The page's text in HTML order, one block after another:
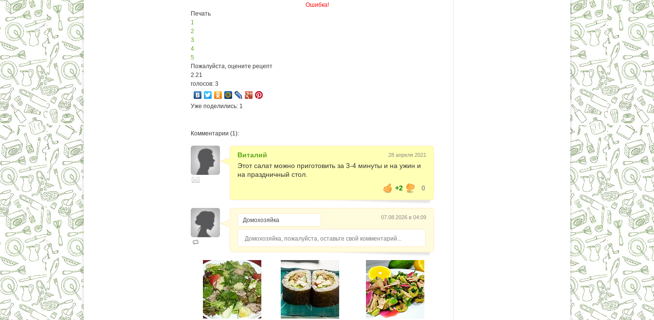
Ошибка!
Печать
1
2
3
4
5
Пожалуйста, оцените рецепт
2.21
голосов: 3
Уже поделились: 1
Комментарии (1):
Виталий 28 апреля 2021
Этот салат можно приготовить за 3-4 минуты и на ужин и
на праздничный стол.
+2
0
07.08.2026 в 04:09
Домохозяйка, пожалуйста, оставьте свой комментарий...